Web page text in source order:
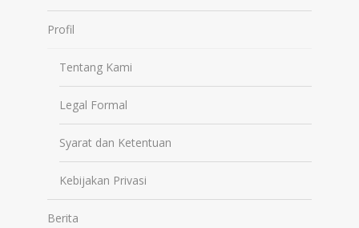
Profil
Tentang Kami
Legal Formal
Syarat dan Ketentuan
Kebijakan Privasi
Berita